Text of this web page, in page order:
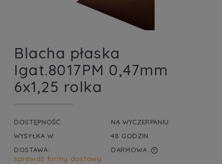
Blacha płaska
Igat.8017PM 0,47mm
6x1,25 rolka
DOSTĘPNOŚĆ:
NA WYCZERPANIU
WYSYŁKA W:
48 GODZIN
DOSTAWA:
DARMOWA
CENA NIE ZAWIERA EWENTUALNYCH KOSZTÓW
sprawdź formy dostawy